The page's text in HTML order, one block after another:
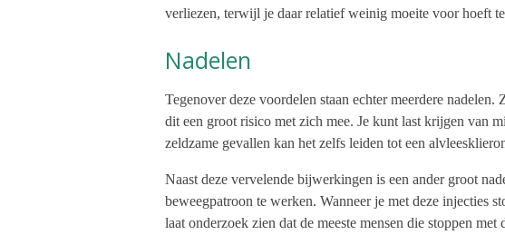
verliezen, terwijl je daar relatief weinig moeite voor hoeft
Nadelen
Tegenover deze voordelen staan echter meerdere nadelen.
dit een groot risico met zich mee. Je kunt last krijgen van
zeldzame gevallen kan het zelfs leiden tot een
Naast deze vervelende bijwerkingen is een ander groot
beweegpatroon te werken. Wanneer je met deze injecties
laat onderzoek zien dat de meeste mensen die stoppen